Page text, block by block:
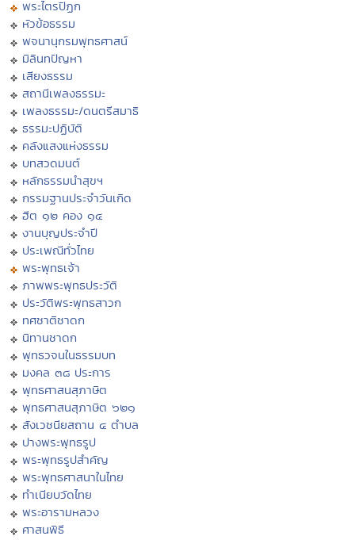
พระไตรปิฏก
หัวข้อธรรม
พจนานุกรมพุทธศาสน์
มิลินทปัญหา
เสียงธรรม
สถานีเพลงธรรมะ
เพลงธรรมะ/ดนตรีสมาธิ
ธรรมะปฏิบัติ
คลังแสงแห่งธรรม
บทสวดมนต์
หลักธรรมนำสุขฯ
กรรมฐานประจำวันเกิด
ฮีต ๑๒ คอง ๑๔
งานบุญประจำปี
ประเพณีทั่วไทย
พระพุทธเจ้า
ภาพพระพุทธประวัติ
ประวัติพระพุทธสาวก
ทศชาติชาดก
นิทานชาดก
พุทธวจนในธรรมบท
มงคล ๓๘ ประการ
พุทธศาสนสุภาษิต
พุทธศาสนสุภาษิต ๖๒๑
สังเวชนียสถาน ๔ ตำบล
ปางพระพุทธรูป
พระพุทธรูปสำคัญ
พระพุทธศาสนาในไทย
ทำเนียบวัดไทย
พระอารามหลวง
ศาสนพิธี